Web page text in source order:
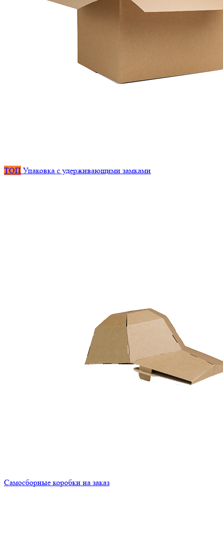
ТОП Упаковка с удерживающими замками
Самосборные коробки на заказ